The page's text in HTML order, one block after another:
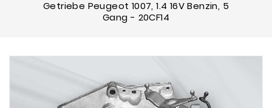
Getriebe Peugeot 1007, 1.4 16V Benzin, 5
Gang - 20CF14